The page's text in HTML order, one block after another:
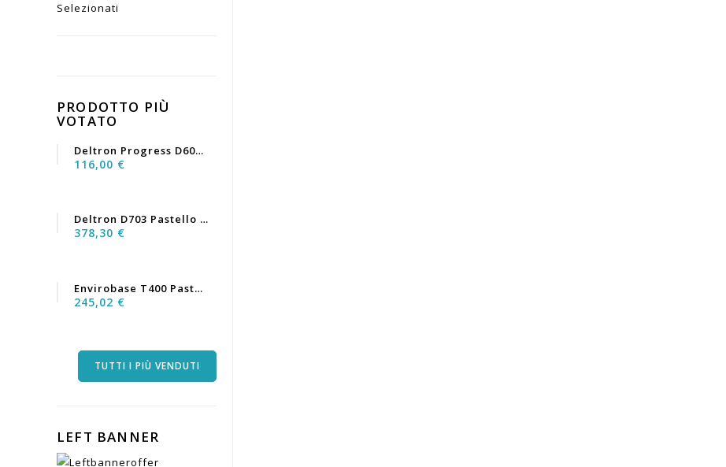
Selezionati
PRODOTTO PIÙ
VOTATO
Deltron Progress D6060...
116,00 €
Deltron D703 Pastello Nero...
378,30 €
Envirobase T400 Pastello...
245,02 €
TUTTI I PIÙ VENDUTI
LEFT BANNER